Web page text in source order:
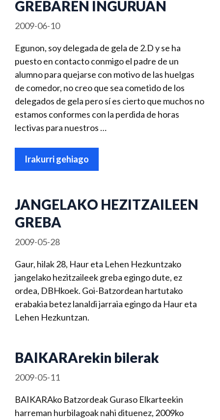
GREBAREN INGURUAN
2009-06-10
Egunon, soy delegada de gela de 2.D y se ha
puesto en contacto conmigo el padre de un
alumno para quejarse con motivo de las huelgas
de comedor, no creo que sea cometido de los
delegados de gela pero sí es cierto que muchos no
estamos conformes con la perdida de horas
lectivas para nuestros …
Irakurri gehiago
JANGELAKO HEZITZAILEEN
GREBA
2009-05-28
Gaur, hilak 28, Haur eta Lehen Hezkuntzako
jangelako hezitzaileek greba egingo dute, ez
ordea, DBHkoek. Goi-Batzordean hartutako
erabakia betez lanaldi jarraia egingo da Haur eta
Lehen Hezkuntzan.
BAIKARArekin bilerak
2009-05-11
BAIKARAko Batzordeak Guraso Elkarteekin
harreman hurbilagoak nahi dituenez, 2009ko